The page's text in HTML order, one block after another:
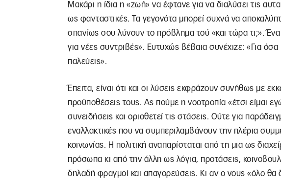
Μακάρι η ίδια η «ζωή» να έφτανε για να διαλύσει τις
ως φανταστικές. Τα γεγονότα μπορεί συχνά να
σπανίως σου λύνουν το πρόβλημα τού «και τώρα τι;». Ένα
για νέες συντριβές». Ευτυχώς βέβαια συνέχιζε: «Για όσα
παλεύεις».
Έπειτα, είναι ότι και οι λύσεις εκφράζουν συνήθως με
προϋποθέσεις τους. Ας πούμε η νοοτροπία «έτσι είμαι
συνειδήσεις και οριοθετεί τις στάσεις. Ούτε για
εναλλακτικές που να συμπεριλαμβάνουν την πλέρια
κοινωνίας. Η πολιτική αναπαρίσταται από τη μια ως
πρόσωπα κι από την άλλη ως λόγια, προτάσεις,
δηλαδή φραγμοί και απαγορεύσεις. Κι αν ο νους «όλο θα